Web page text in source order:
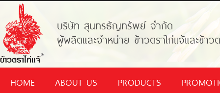
บริษัท สุนทรธัญทรัพย์ จำกัด
ผู้ผลิตและจำหน่าย ข้าวตราไก่แจ้และข้าวต
HOME ABOUT US PRODUCTS